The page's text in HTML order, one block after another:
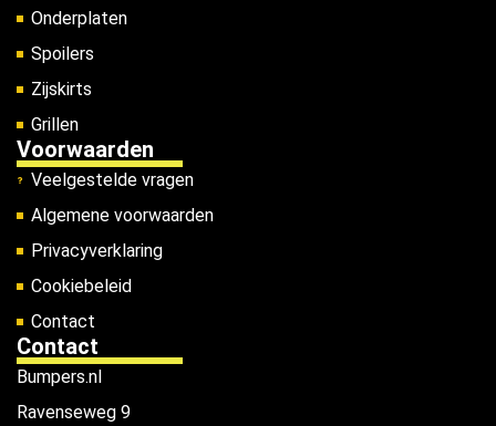
Onderplaten
Spoilers
Zijskirts
Grillen
Voorwaarden
Veelgestelde vragen
Algemene voorwaarden
Privacyverklaring
Cookiebeleid
Contact
Contact
Bumpers.nl
Ravenseweg 9